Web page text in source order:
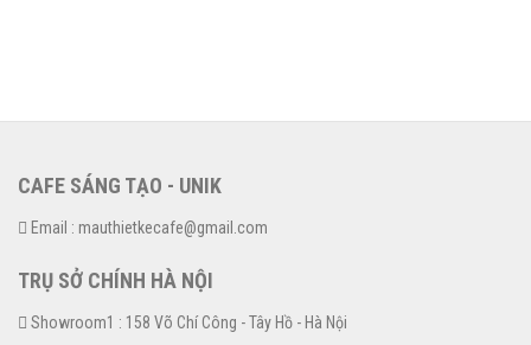
CAFE SÁNG TẠO - UNIK
Email : mauthietkecafe@gmail.com
TRỤ SỞ CHÍNH HÀ NỘI
Showroom1 : 158 Võ Chí Công - Tây Hồ - Hà Nội